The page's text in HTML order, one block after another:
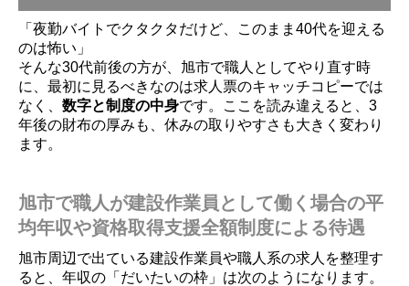
「夜勤バイトでクタクタだけど、このまま40代を迎える
のは怖い」
そんな30代前後の方が、旭市で職人としてやり直す時
に、最初に見るべきなのは求人票のキャッチコピーでは
なく、 数字と制度の中身です。ここを読み違えると、3
年後の財布の厚みも、休みの取りやすさも大きく変わり
ます。
旭市で職人が建設作業員として働く場合の平
均年収や資格取得支援全額制度による待遇
旭市周辺で出ている建設作業員や職人系の求人を整理す
ると、年収の「だいたいの枠」は次のようになります。